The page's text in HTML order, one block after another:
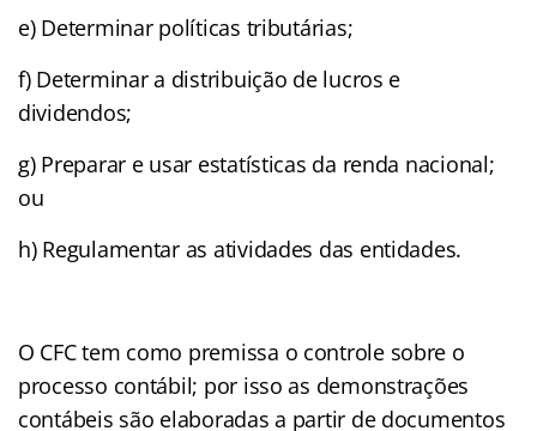
e) Determinar políticas tributárias;
f) Determinar a distribuição de lucros e
dividendos;
g) Preparar e usar estatísticas da renda nacional;
ou
h) Regulamentar as atividades das entidades.
O CFC tem como premissa o controle sobre o
processo contábil; por isso as demonstrações
contábeis são elaboradas a partir de documentos